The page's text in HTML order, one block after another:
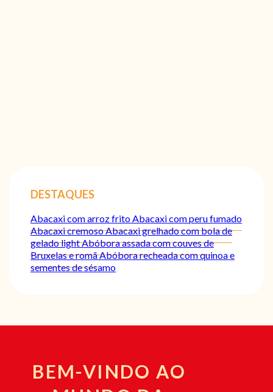
DESTAQUES
Abacaxi com arroz fritoAbacaxi com peru fumado
Abacaxi cremosoAbacaxi grelhado com bola de
gelado lightAbóbora assada com couves de
Bruxelas e romãAbóbora recheada com quinoa e
sementes de sésamo
BEM-VINDO AO